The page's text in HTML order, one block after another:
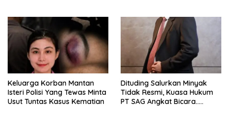
Keluarga Korban Mantan
Isteri Polisi Yang Tewas Minta
Usut Tuntas Kasus Kematian
Dituding Salurkan Minyak
Tidak Resmi, Kuasa Hukum
PT SAG Angkat Bicara…..